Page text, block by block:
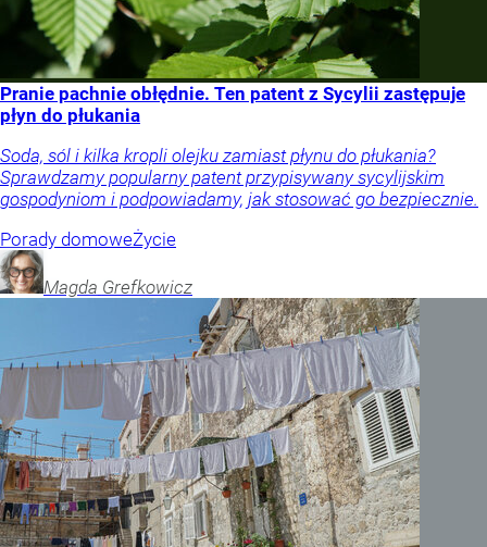
Pranie pachnie obłędnie. Ten patent z Sycylii zastępuje
płyn do płukania
Soda, sól i kilka kropli olejku zamiast płynu do płukania?
Sprawdzamy popularny patent przypisywany sycylijskim
gospodyniom i podpowiadamy, jak stosować go bezpiecznie.
Porady domoweŻycie
Magda Grefkowicz